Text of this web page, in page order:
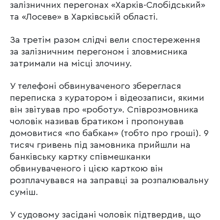
залізничних перегонах «Харків-Слобідський»
та «Лосеве» в Харківській області.
За третім разом слідчі вели спостереження
за залізничним перегоном і зловмисника
затримали на місці злочину.
У телефоні обвинуваченого збереглася
переписка з куратором і відеозаписи, якими
він звітував про «роботу». Співрозмовника
чоловік називав братиком і пропонував
домовитися «по бабкам» (тобто про гроші). 9
тисяч гривень під замовника прийшли на
банківську картку співмешканки
обвинуваченого і цією карткою він
розплачувався на заправці за розпалювальну
суміш.
У судовому засідані чоловік підтвердив, що